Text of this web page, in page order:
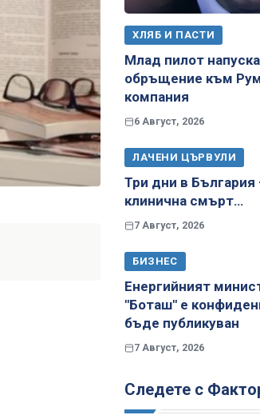
ХЛЯБ И ПАСТИ
Млад пилот
обръщение към
компания
6 Август, 2026
ЛАЧЕНИ ЦЪРВУЛИ
Три дни в
клинична смърт…
7 Август, 2026
БИЗНЕС
Енергийният
"Боташ" е
бъде публикуван
7 Август, 2026
Следете с